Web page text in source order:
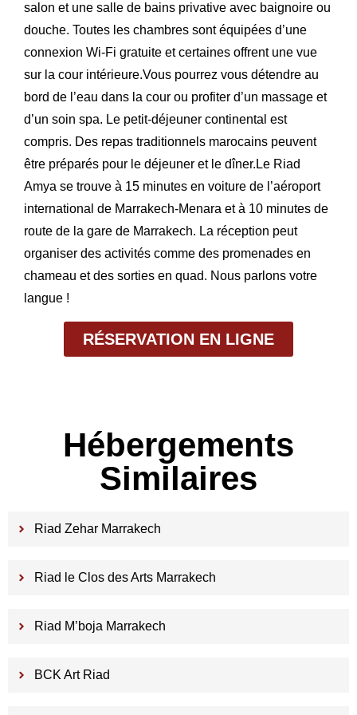
salon et une salle de bains privative avec baignoire ou
douche. Toutes les chambres sont équipées d’une
connexion Wi-Fi gratuite et certaines offrent une vue
sur la cour intérieure.Vous pourrez vous détendre au
bord de l’eau dans la cour ou profiter d’un massage et
d’un soin spa. Le petit-déjeuner continental est
compris. Des repas traditionnels marocains peuvent
être préparés pour le déjeuner et le dîner.Le Riad
Amya se trouve à 15 minutes en voiture de l’aéroport
international de Marrakech-Menara et à 10 minutes de
route de la gare de Marrakech. La réception peut
organiser des activités comme des promenades en
chameau et des sorties en quad. Nous parlons votre
langue !
RÉSERVATION EN LIGNE
Hébergements
Similaires
Riad Zehar Marrakech
Riad le Clos des Arts Marrakech
Riad M’boja Marrakech
BCK Art Riad